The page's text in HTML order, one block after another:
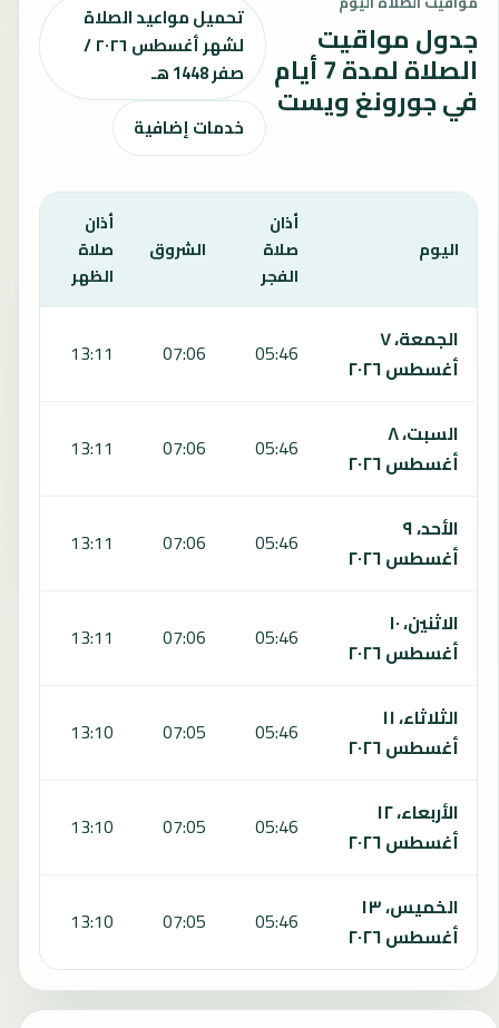
جدول مواقيت
الصلاة لمدة 7 أيام
في جورونغ ويست
تحميل مواعيد الصلاة
لشهر أغسطس ٢٠٢٦ /
صفر 1448 هـ
خدمات إضافية
اليوم
أذان
صلاة
الفجر
الشروق
أذان
صلاة
الظهر
الجمعة، ٧
أغسطس ٢٠٢٦
05:46
07:06
13:11
السبت، ٨
أغسطس ٢٠٢٦
05:46
07:06
13:11
الأحد، ٩
أغسطس ٢٠٢٦
05:46
07:06
13:11
الاثنين، ١٠
أغسطس ٢٠٢٦
05:46
07:06
13:11
الثلاثاء، ١١
أغسطس ٢٠٢٦
05:46
07:05
13:10
الأربعاء، ١٢
أغسطس ٢٠٢٦
05:46
07:05
13:10
الخميس، ١٣
أغسطس ٢٠٢٦
05:46
07:05
13:10